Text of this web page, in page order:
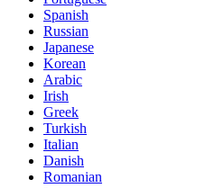
Spanish
Russian
Japanese
Korean
Arabic
Irish
Greek
Turkish
Italian
Danish
Romanian